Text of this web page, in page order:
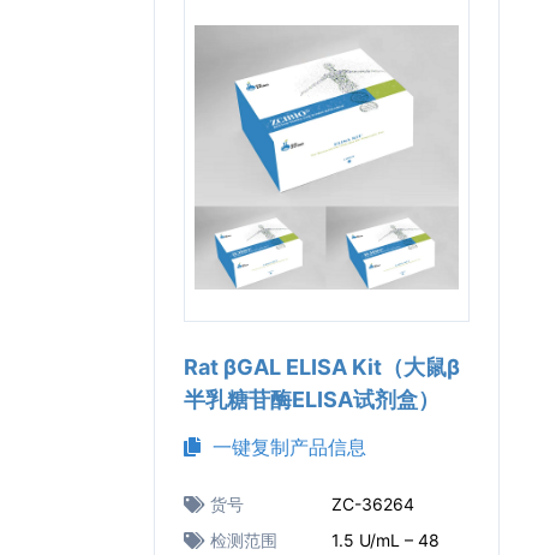
Rat βGAL ELISA Kit（大鼠β
半乳糖苷酶ELISA试剂盒）
一键复制产品信息
货号
ZC-36264
检测范围
1.5 U/mL – 48